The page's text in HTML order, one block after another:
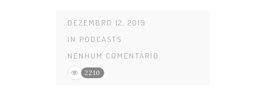
DEZEMBRO 12, 2019
IN PODCASTS
NENHUM COMENTÁRIO
2210